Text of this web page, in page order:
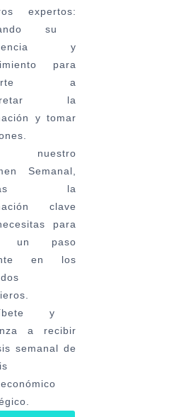
expertos:
su
y
para
a
la
y tomar
nuestro
Semanal,
la
clave
para
un paso
en los
y
a recibir
semanal de